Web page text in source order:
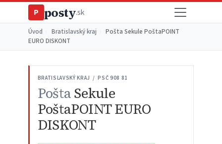
P posty.sk
Úvod Bratislavský kraj
Pošta Sekule PoštaPOINT
EURO DISKONT
BRATISLAVSKÝ KRAJ / PSČ 908 81
PoštaSekule
PoštaPOINT EURO
DISKONT